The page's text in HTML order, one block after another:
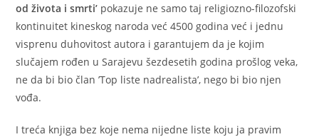
od života i smrti’ pokazuje ne samo taj religiozno-filozofski
kontinuitet kineskog naroda već 4500 godina već i jednu
visprenu duhovitost autora i garantujem da je kojim
slučajem rođen u Sarajevu šezdesetih godina prošlog veka,
ne da bi bio član ’Top liste nadrealista’, nego bi bio njen
vođa.
I treća knjiga bez koje nema nijedne liste koju ja pravim